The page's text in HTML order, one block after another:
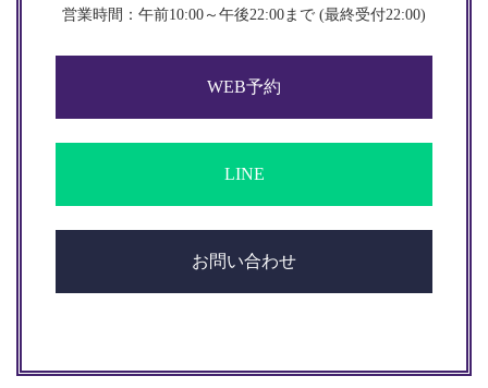
営業時間：午前10:00～午後22:00まで (最終受付22:00)​​
WEB予約
LINE
お問い合わせ